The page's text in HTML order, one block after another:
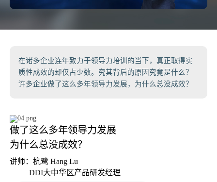
在诸多企业连年致力于领导力培训的当下，真正取得实
质性成效的却仅占少数。究其背后的原因究竟是什么？
许多企业做了这么多年领导力发展，为什么总没成效？
做了这么多年领导力发展
为什么总没成效？
讲师：杭鹭 Hang Lu
DDI大中华区产品研发经理